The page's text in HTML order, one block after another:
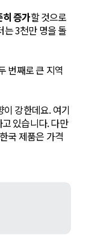
증가할 것으로
3천만 명을 돌
번째로 큰 지역
강한데요. 여기
있습니다. 다만
국 제품은 가격